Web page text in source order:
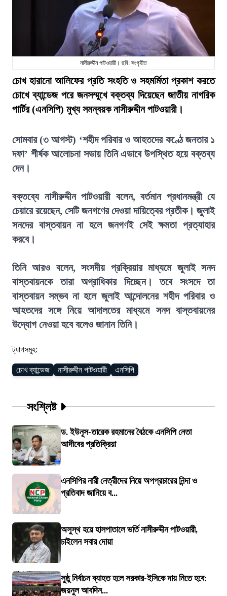
নাসীরুদ্দীন পাটওয়ারী। ছবি: সংগৃহীত
চোখ হারানো আলিফের প্রতি সংহতি ও সহমর্মিতা প্রকাশ করতে
চোখে ব্যান্ডেজ পরে জনসম্মুখে বক্তব্য দিয়েছেন জাতীয় নাগরিক
পার্টির (এনসিপি) মুখ্য সমন্বয়ক নাসীরুদ্দীন পাটওয়ারী।
সোমবার (৩ আগস্ট) ‘শহীদ পরিবার ও আহতদের কণ্ঠে জনতার ১
দফা’ শীর্ষক আলোচনা সভায় তিনি এভাবে উপস্থিত হয়ে বক্তব্য
দেন।
বক্তব্যে নাসীরুদ্দীন পাটওয়ারী বলেন, বর্তমান প্রধানমন্ত্রী যে
চেয়ারে রয়েছেন, সেটি জনগণের দেওয়া দায়িত্বের প্রতীক। জুলাই
সনদের বাস্তবায়ন না হলে জনগণই সেই ক্ষমতা প্রত্যাহার
করবে।
তিনি আরও বলেন, সংসদীয় প্রক্রিয়ার মাধ্যমে জুলাই সনদ
বাস্তবায়নকে তারা অগ্রাধিকার দিচ্ছেন। তবে সংসদে তা
বাস্তবায়ন সম্ভব না হলে জুলাই আন্দোলনের শহীদ পরিবার ও
আহতদের সঙ্গে নিয়ে আদালতের মাধ্যমে সনদ বাস্তবায়নের
উদ্যোগ নেওয়া হবে বলেও জানান তিনি।
ট্যাগসমূহ:
চোখ ব্যান্ডেজ নাসীরুদ্দীন পাটওয়ারী এনসিপি
সংশ্লিষ্ট
ড. ইউনূস-তারেক রহমানের বৈঠকে এনসিপি নেতা
আদীবের প্রতিক্রিয়া
এনসিপির নারী নেত্রীদের নিয়ে অপপ্রচারের নিন্দা ও
প্রতিবাদ জানিয়ে ব...
অসুস্থ হয়ে হাসপাতালে ভর্তি নাসীরুদ্দীন পাটওয়ারী,
চাইলেন সবার দোয়া
সুষ্ঠু নির্বাচন ব্যাহত হলে সরকার-ইসিকে দায় নিতে হবে:
জয়নুল আবদিন...